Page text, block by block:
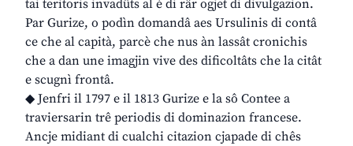
tai teritoris invadûts al è di râr ogjet di divulgazion.
Par Gurize, o podìn domandâ aes Ursulinis di contâ
ce che al capità, parcè che nus àn lassât cronichis
che a dan une imagjin vive des dificoltâts che la citât
e scugnì frontâ.
◆ Jenfri il 1797 e il 1813 Gurize e la sô Contee a
traviersarin trê periodis di dominazion francese.
Ancje midiant di cualchi citazion cjapade di chês